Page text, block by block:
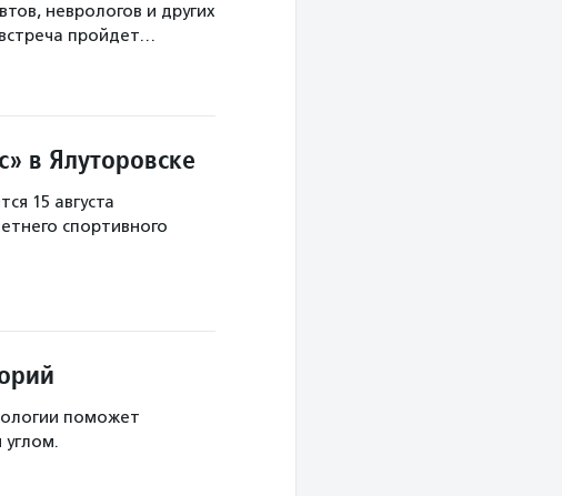
неврологов и других
пройдет…
в Ялуторовске
15 августа
спортивного
поможет
углом.